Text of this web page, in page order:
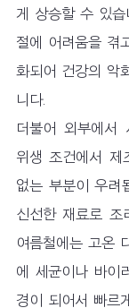
게 상승할 수 있
절에 어려움을 겪
화되어 건강의 악
니다.
더불어 외부에서
위생 조건에서 제
없는 부분이 우려
신선한 재료로 조
여름철에는 고온
에 세균이나 바이
경이 되어서 빠르